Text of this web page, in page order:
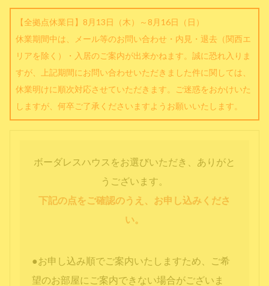
【全拠点休業日】8月13日（木）～8月16日（日）
休業期間中は、メール等のお問い合わせ・内見・退去（関西エ
リアを除く）・入居のご案内が出来かねます。誠に恐れ入りま
すが、上記期間にお問い合わせいただきました件に関しては、
休業明けに順次対応させていただきます。ご迷惑をおかけいた
しますが、何卒ご了承くださいますようお願いいたします。
ボーダレスハウスをお選びいただき、ありがと
うございます。
下記の点をご確認のうえ、お申し込みくださ
い。
●お申し込み順でご案内いたしますため、ご希
望のお部屋にご案内できない場合がございま